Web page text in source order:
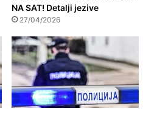
NA SAT! Detalji jezive
27/04/2026